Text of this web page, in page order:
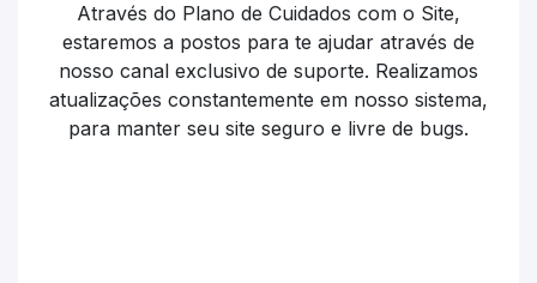
Através do Plano de Cuidados com o Site,
estaremos a postos para te ajudar através de
nosso canal exclusivo de suporte. Realizamos
atualizações constantemente em nosso sistema,
para manter seu site seguro e livre de bugs.